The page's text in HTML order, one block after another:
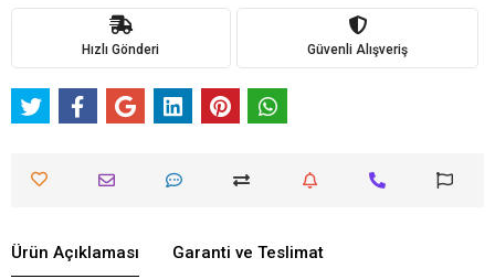
Hızlı Gönderi Güvenli Alışveriş
Ürün Açıklaması Garanti ve Teslimat